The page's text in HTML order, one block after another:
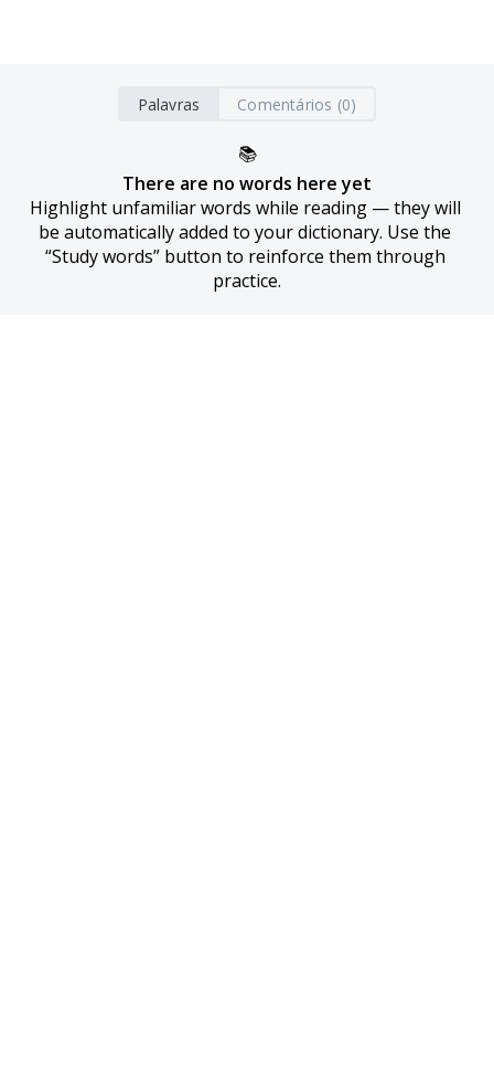
Palavras Comentários (0)
📚
There are no words here yet
Highlight unfamiliar words while reading — they will
be automatically added to your dictionary. Use the
“Study words” button to reinforce them through
practice.